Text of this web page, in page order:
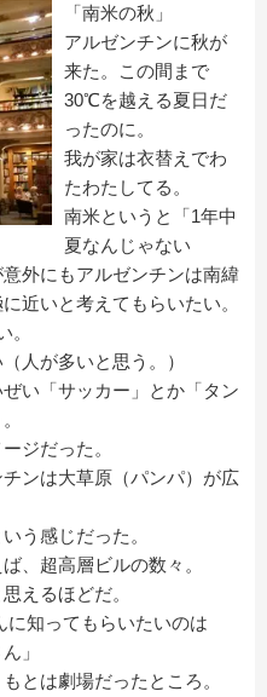
「南米の秋」
アルゼンチンに秋が
来た。この間まで
30℃を越える夏日だ
ったのに。
我が家は衣替えでわ
たわたしてる。
南米というと「1年中
夏なんじゃない
外にもアルゼンチンは南緯
近いと考えてもらいたい。
。
人が多いと思う。）
い「サッカー」とか「タン
ジだった。
ンは大草原（パンパ）が広
う感じだった。
、超高層ビルの数々。
えるほどだ。
に知ってもらいたいのは
」
とは劇場だったところ。